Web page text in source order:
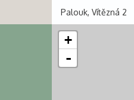
Palouk, Vítězná 2
+
-